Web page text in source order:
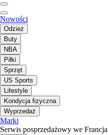
Nowości
Odzież
Buty
NBA
Piłki
Sprzęt
US Sports
Lifestyle
Kondycja fizyczna
Wyprzedaż
Marki
Serwis posprzedażowy we Francja